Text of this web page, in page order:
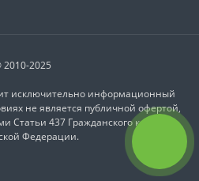
2010-2025
исключительно информационный
не является публичной офертой,
437 Гражданского кодекса
Федерации.